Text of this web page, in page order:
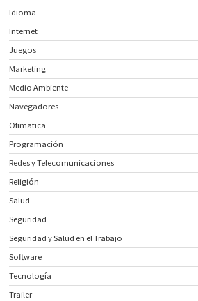
Idioma
Internet
Juegos
Marketing
Medio Ambiente
Navegadores
Ofimatica
Programación
Redes y Telecomunicaciones
Religión
Salud
Seguridad
Seguridad y Salud en el Trabajo
Software
Tecnología
Trailer